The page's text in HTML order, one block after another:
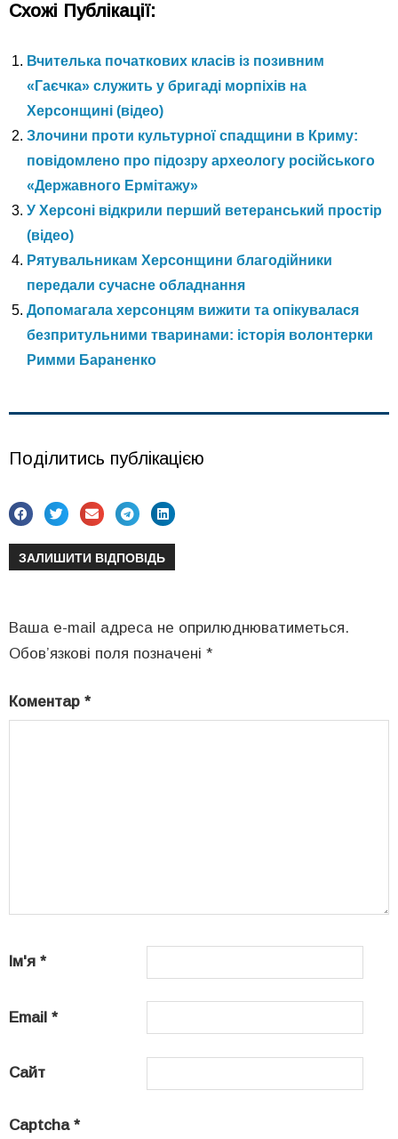
Схожі Публікації:
Вчителька початкових класів із позивним
«Гаєчка» служить у бригаді морпіхів на
Херсонщині (відео)
Злочини проти культурної спадщини в Криму:
повідомлено про підозру археологу російського
«Державного Ермітажу»
У Херсоні відкрили перший ветеранський простір
(відео)
Рятувальникам Херсонщини благодійники
передали сучасне обладнання
Допомагала херсонцям вижити та опікувалася
безпритульними тваринами: історія волонтерки
Римми Бараненко
Поділитись публікацією
ЗАЛИШИТИ ВІДПОВІДЬ
Ваша e-mail адреса не оприлюднюватиметься.
Обов’язкові поля позначені *
Коментар *
Ім'я *
Email *
Сайт
Captcha *